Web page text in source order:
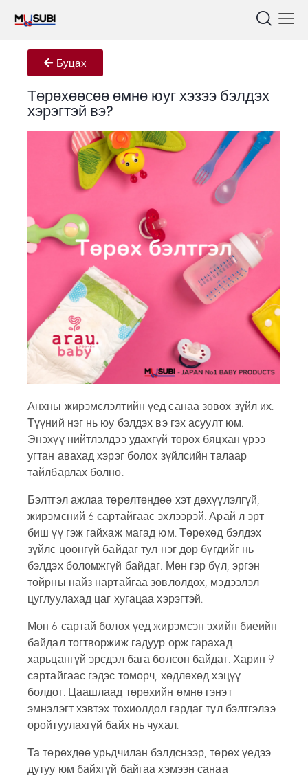
Буцах
Төрөхөөсөө өмнө юуг хэзээ бэлдэх
хэрэгтэй вэ?
Анхны жирэмслэлтийн үед санаа зовох зүйл их.
Түүний нэг нь юу бэлдэх вэ гэх асуулт юм.
Энэхүү нийтлэлдээ удахгүй төрөх бяцхан үрээ
угтан авахад хэрэг болох зүйлсийн талаар
тайлбарлах болно.
Бэлтгэл ажлаа төрөлтөндөө хэт дөхүүлэлгүй,
жирэмсний 6 сартайгаас эхлээрэй. Арай л эрт
биш үү гэж гайхаж магад юм. Төрөхөд бэлдэх
зүйлс цөөнгүй байдаг тул нэг дор бүгдийг нь
бэлдэх боломжгүй байдаг. Мөн гэр бүл, эргэн
тойрны найз нартайгаа зөвлөлдөх, мэдээлэл
цуглуулахад цаг хугацаа хэрэгтэй.
Мөн 6 сартай болох үед жирэмсэн эхийн биеийн
байдал тогтворжиж гадуур орж гарахад
харьцангүй эрсдэл бага болсон байдаг. Харин 9
сартайгаас гэдэс томорч, хөдлөхөд хэцүү
болдог. Цаашлаад төрөхийн өмнө гэнэт
эмнэлэгт хэвтэх тохиолдол гардаг тул бэлтгэлээ
оройтуулахгүй байх нь чухал.
Та төрөхдөө урьдчилан бэлдснээр, төрөх үедээ
дутуу юм байхгүй байгаа хэмээн санаа